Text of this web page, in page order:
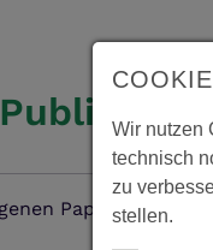
Papers | Blogs |
Wir nutzen
technisch
zu
stellen.